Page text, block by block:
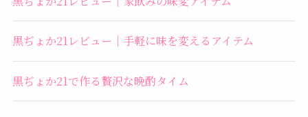
黒ぢょか21レビュー｜手軽に味を変えるアイテム
黒ぢょか21で作る贅沢な晩酌タイム